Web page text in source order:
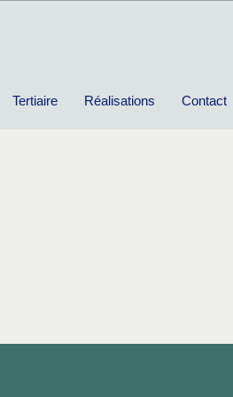
Tertiaire Réalisations Contact